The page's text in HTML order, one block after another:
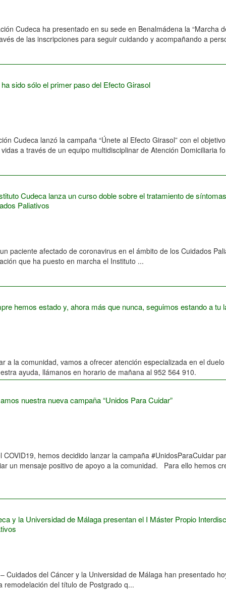
Cudeca ha presentado en su sede en Benalmádena la “Marcha
de las inscripciones para seguir cuidando y acompañando a
sido sólo el primer paso del Efecto Girasol
Cudeca lanzó la campaña “Únete al Efecto Girasol” con el
a través de un equipo multidisciplinar de Atención Domiciliaria
Cudeca lanza un curso doble sobre el tratamiento de
Paliativos
paciente afectado de coronavirus en el ámbito de los Cuidados
que ha puesto en marcha el Instituto ...
hemos estado y, ahora más que nunca, seguimos estando a tu
a la comunidad, vamos a ofrecer atención especializada en el
ayuda, llámanos en horario de mañana al 952 564 910.
nuestra nueva campaña “Unidos Para Cuidar”
COVID19, hemos decidido lanzar la campaña #UnidosParaCuidar
un mensaje positivo de apoyo a la comunidad. Para ello hemos
y la Universidad de Málaga presentan el I Máster Propio
del Cáncer y la Universidad de Málaga han presentado
remodelación del título de Postgrado q...